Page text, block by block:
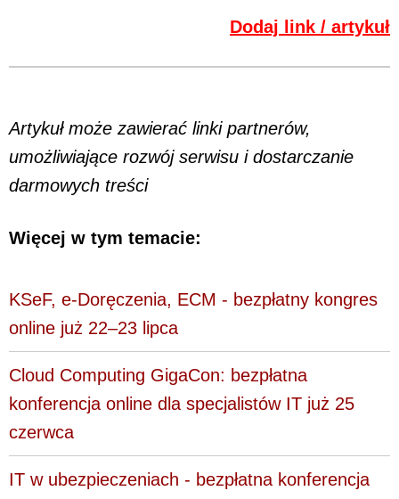
Dodaj link / artykuł
Artykuł może zawierać linki partnerów,
umożliwiające rozwój serwisu i dostarczanie
darmowych treści
Więcej w tym temacie:
KSeF, e-Doręczenia, ECM - bezpłatny kongres
online już 22–23 lipca
Cloud Computing GigaCon: bezpłatna
konferencja online dla specjalistów IT już 25
czerwca
IT w ubezpieczeniach - bezpłatna konferencja